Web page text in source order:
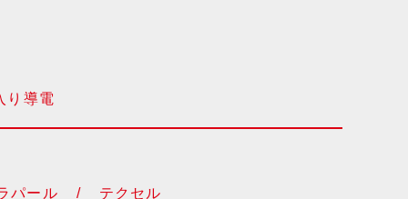
り導電
パール / テクセル